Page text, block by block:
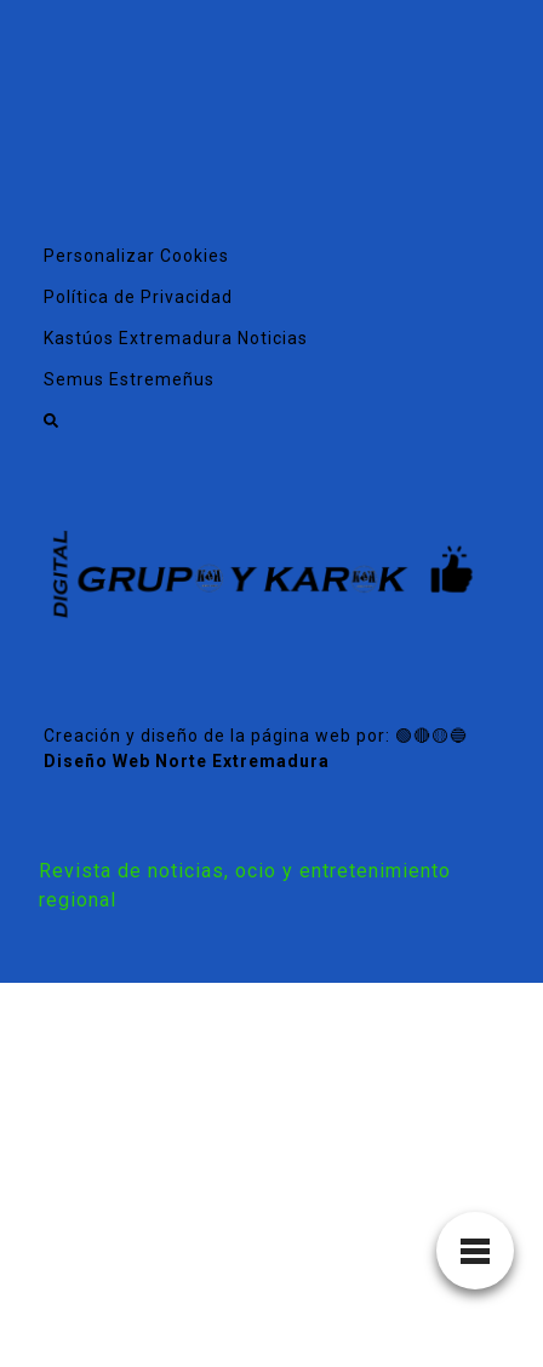
Personalizar Cookies
Política de Privacidad
Kastúos Extremadura Noticias
Semus Estremeñus
Creación y diseño de la página web por: 🟢🔴🟡🔵
Diseño Web Norte Extremadura
Revista de noticias, ocio y entretenimiento
regional